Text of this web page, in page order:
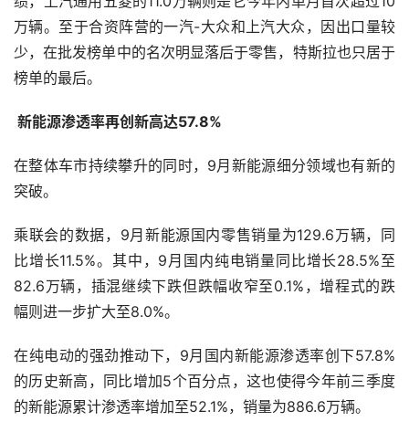
万辆。至于合资阵营的一汽-大众和上汽大众，因出口量较
少，在批发榜单中的名次明显落后于零售，特斯拉也只居于
榜单的最后。
新能源渗透率再创新高达57.8%
在整体车市持续攀升的同时，9月新能源细分领域也有新的
突破。
乘联会的数据，9月新能源国内零售销量为129.6万辆，同
比增长11.5%。其中，9月国内纯电销量同比增长28.5%至
82.6万辆，插混继续下跌但跌幅收窄至0.1%，增程式的跌
幅则进一步扩大至8.0%。
在纯电动的强劲推动下，9月国内新能源渗透率创下57.8%
的历史新高，同比增加5个百分点，这也使得今年前三季度
的新能源累计渗透率增加至52.1%，销量为886.6万辆。